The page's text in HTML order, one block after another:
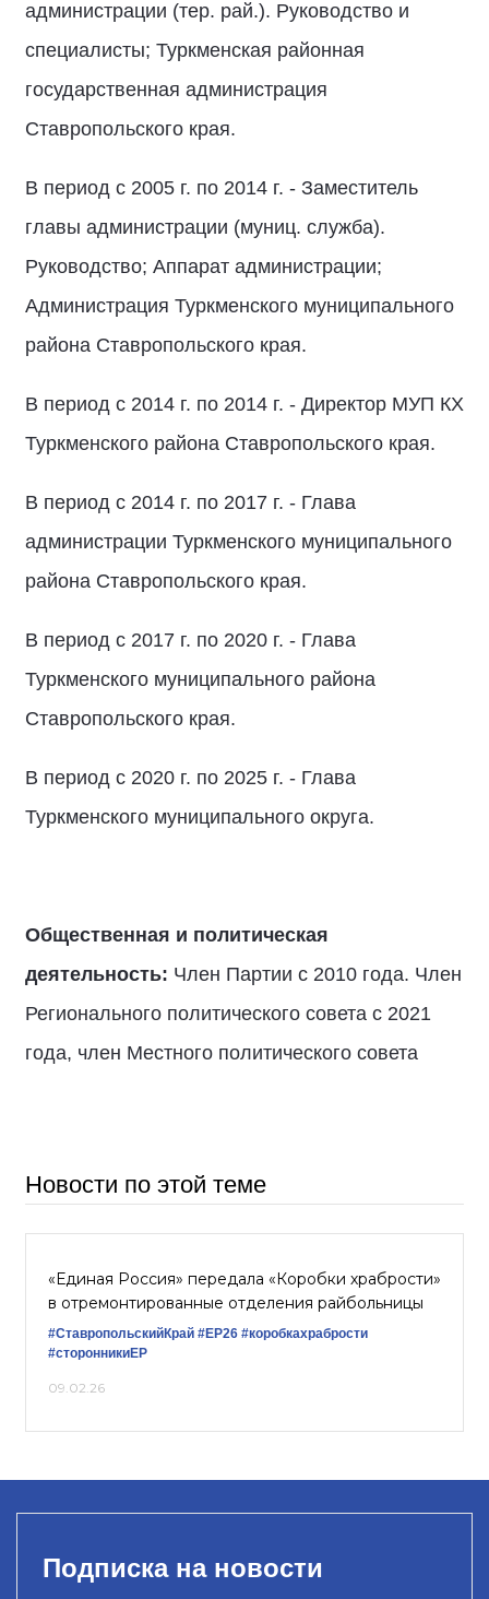
администрации (тер. рай.). Руководство и
специалисты; Туркменская районная
государственная администрация
Ставропольского края.
В период с 2005 г. по 2014 г. - Заместитель
главы администрации (муниц. служба).
Руководство; Аппарат администрации;
Администрация Туркменского муниципального
района Ставропольского края.
В период с 2014 г. по 2014 г. - Директор МУП КХ
Туркменского района Ставропольского края.
В период с 2014 г. по 2017 г. - Глава
администрации Туркменского муниципального
района Ставропольского края.
В период с 2017 г. по 2020 г. - Глава
Туркменского муниципального района
Ставропольского края.
В период с 2020 г. по 2025 г. - Глава
Туркменского муниципального округа.
Общественная и политическая
деятельность: Член Партии с 2010 года. Член
Регионального политического совета с 2021
года, член Местного политического совета
Новости по этой теме
«Единая Россия» передала «Коробки храбрости»
в отремонтированные отделения райбольницы
#СтавропольскийКрай #ЕР26 #коробкахрабрости
#сторонникиЕР
09.02.26
Подписка на новости